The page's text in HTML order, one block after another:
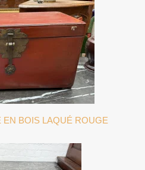
EN BOIS LAQUÉ ROUGE